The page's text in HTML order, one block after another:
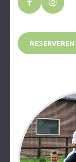
RESERVEREN